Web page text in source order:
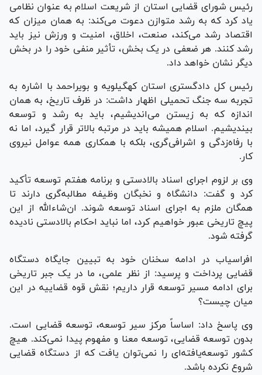
رئیس شورای قضایی استان از شریعت اسلام به عنوان نظامی
یاد کرد که به رشد متوازن دعوت می‌کند: به همان میزان که
اقتصاد رشد می‌کند، صنعت، اخلاق، امنیت و ورزش نیز باید
رشد کنند. هر ضعفی در یک بخش، تأثیر منفی خود را در بخش
دیگر نشان خواهد داد.
رئیس کل دادگستری استان کهگیلویه و بویراحمد با اشاره به
تجربه سه جنگ تحمیلی اظهار داشت: در ظرف تاریخ، به همان
اندازه که به زیستن می‌اندیشیم، باید به رشد و توسعه
بیندیشیم. اسلام همیشه باید در مرتبه بالاتر قرار گیرد، اما نه
با رفاه‌زدگی و اشرافی‌گری، بلکه با همکاری همه عوامل نیروی
کار.
وی بر لزوم اجرای اسناد بالادستی و برنامه هفتم توسعه تأکید
کرد و گفت: دانشگاه و نخبگان وظیفه مطالبه‌گری دارند تا
همگان ملزم به اجرای اسناد توسعه شوند. ان‌شاءالله از این
پیچ تاریخی عبور خواهیم کرد، اما نباید احکام بالادستی نادیده
گرفته شود.
افراسیاب در ادامه سخنان خود به تبیین جایگاه دستگاه
قضایی پرداخت و پرسید: از نظر علمی، ما در یک جبر تاریخی
برای ادامه مسیر توسعه قرار داریم؛ نقش قوه قضاییه در این
میان چیست؟
وی پاسخ داد: اساساً مرکز سیر توسعه، توسعه قضایی است.
بدون توسعه قضایی، توسعه معنا و مفهوم پیدا نمی‌کند. هیچ
کشور توسعه‌یافته‌ای را نمی‌توان یافت که از دستگاه قضایی
شروع نکرده باشد.